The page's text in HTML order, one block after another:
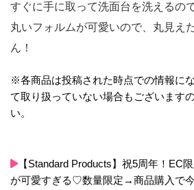
すぐに手に取って洗面台を洗えるの
丸いフォルムが可愛いので、丸見え
ん！
※各商品は投稿された時点での情報に
て取り扱っていない場合もございます
い。
【Standard Products】祝5周年！EC
が可愛すぎる♡数量限定→商品購入で